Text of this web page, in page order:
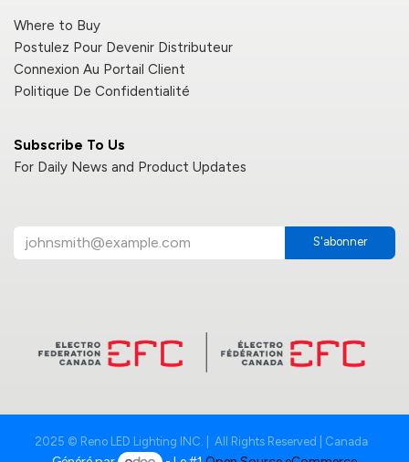
Subscribe To Us
For Daily News and Product Updates
S'abonner
Where to Buy
Postulez Pour Devenir Distributeur
Connexion Au Portail Client
Politique De Confidentialité
2025 © Reno LED Lighting INC. | All Rights Reserved | Canada